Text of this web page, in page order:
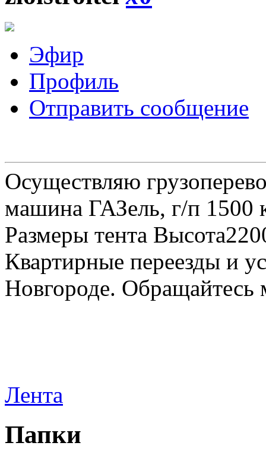
Эфир
Профиль
Отправить сообщение
Осуществляю
машина ГАЗель, г/п 1500
Размеры тента
Квартирные переезды и
Новгороде.
Лента
Папки